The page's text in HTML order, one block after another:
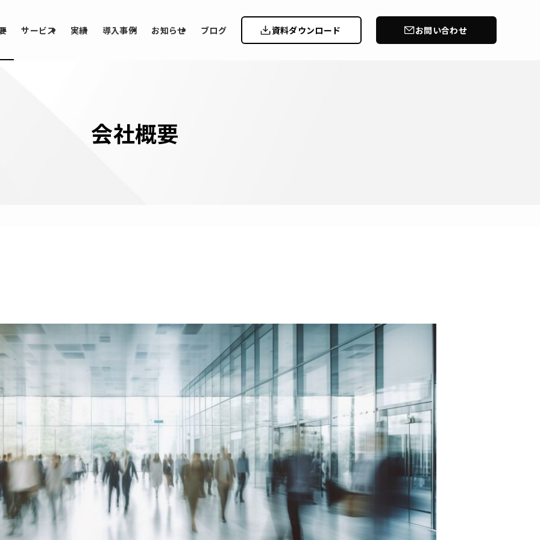
サービス 実績 導入事例 お知らせ ブログ 資料ダウンロード お問い合わせ
会社概要